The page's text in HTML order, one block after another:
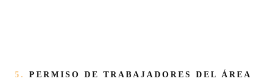
5. PERMISO DE TRABAJADORES DEL ÁREA